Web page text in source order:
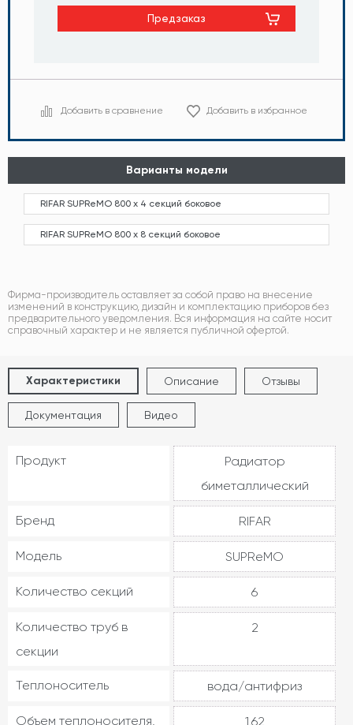
Предзаказ
Добавить в сравнение Добавить в избранное
Варианты модели
RIFAR SUPReMO 800 х 4 секций боковое
RIFAR SUPReMO 800 х 8 секций боковое
Фирма-производитель оставляет за собой право на внесение
изменений в конструкцию, дизайн и комплектацию приборов без
предварительного уведомления. Вся информация на сайте носит
справочный характер и не является публичной офертой.
Характеристики Описание Отзывы
Документация Видео
Продукт
Радиатор
биметаллический
Бренд RIFAR
Модель SUPReMO
Количество секций 6
Количество труб в
секции
2
Теплоноситель вода/антифриз
Объем теплоносителя,
1.62